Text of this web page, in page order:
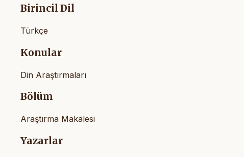
Birincil Dil
Türkçe
Konular
Din Araştırmaları
Bölüm
Araştırma Makalesi
Yazarlar